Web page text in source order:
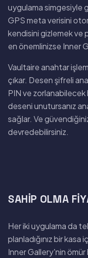
uygulama simgesiyle
GPS meta verisini
kendisini gizlemek ve
en önemlinizse Inner
Vaultaire anahtar
çıkar. Desen şifreli
PIN ve
deseni unutursanız
sağlar. Ve
devredebilirsiniz.
SAHIP OLMA
Her iki uygulama da
planladığınız bir kasa
Inner Gallery'nin